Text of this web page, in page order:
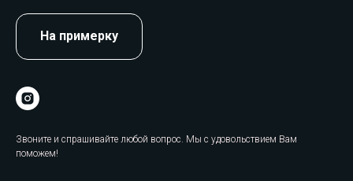
На примерку
Звоните и спрашивайте любой вопрос. Мы с удовольствием Вам
поможем!